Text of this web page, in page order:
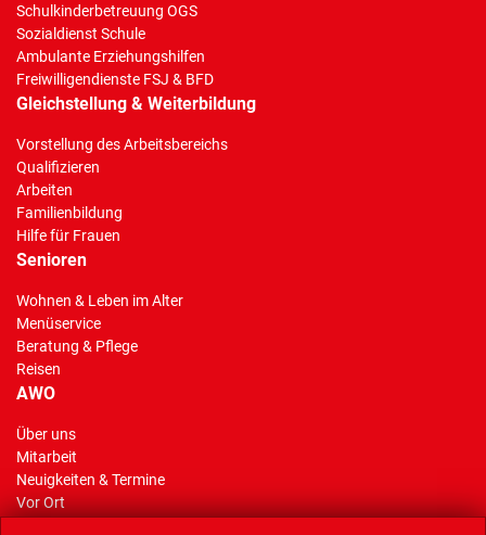
Schulkinderbetreuung OGS
Sozialdienst Schule
Ambulante Erziehungshilfen
Freiwilligendienste FSJ & BFD
Gleichstellung & Weiterbildung
Vorstellung des Arbeitsbereichs
Qualifizieren
Arbeiten
Familienbildung
Hilfe für Frauen
Senioren
Wohnen & Leben im Alter
Menüservice
Beratung & Pflege
Reisen
AWO
Über uns
Mitarbeit
Neuigkeiten & Termine(Standort)
Vor Ort